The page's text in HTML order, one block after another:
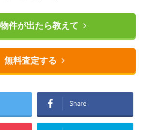
件が出たら教えて
無料査定する
Share